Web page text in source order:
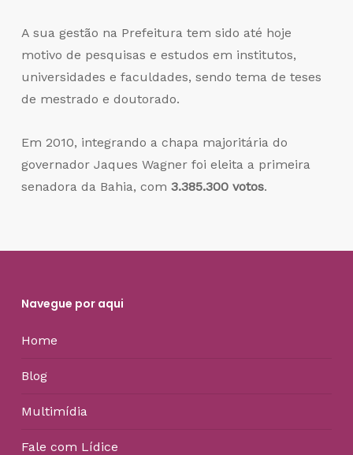
A sua gestão na Prefeitura tem sido até hoje
motivo de pesquisas e estudos em institutos,
universidades e faculdades, sendo tema de teses
de mestrado e doutorado.
Em 2010, integrando a chapa majoritária do
governador Jaques Wagner foi eleita a primeira
senadora da Bahia, com 3.385.300 votos.
Navegue por aqui
Home
Blog
Multimídia
Fale com Lídice